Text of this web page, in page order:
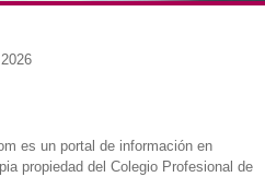
es un portal de información en
propiedad del Colegio Profesional de